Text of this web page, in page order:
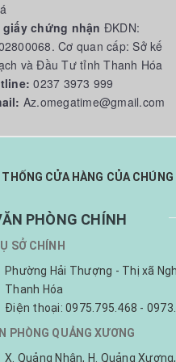
giấy chứng nhận ĐKDN:
Cơ quan cấp: Sở kế
và Đầu Tư tỉnh Thanh Hóa
0237 3973 999
Az.omegatime@gmail.com
THỐNG CỬA HÀNG CỦA CHÚNG
PHÒNG CHÍNH
SỞ CHÍNH
Phường Hải Thượng - Thị xã
Thanh Hóa
Điện thoại: 0975.795.468 -
PHÒNG QUẢNG XƯƠNG
X. Quảng Nhân, H. Quảng